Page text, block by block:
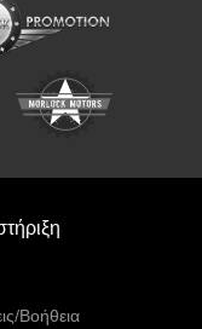
Βοήθεια